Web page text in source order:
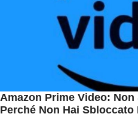
Amazon Prime Video:
Perché Non Hai